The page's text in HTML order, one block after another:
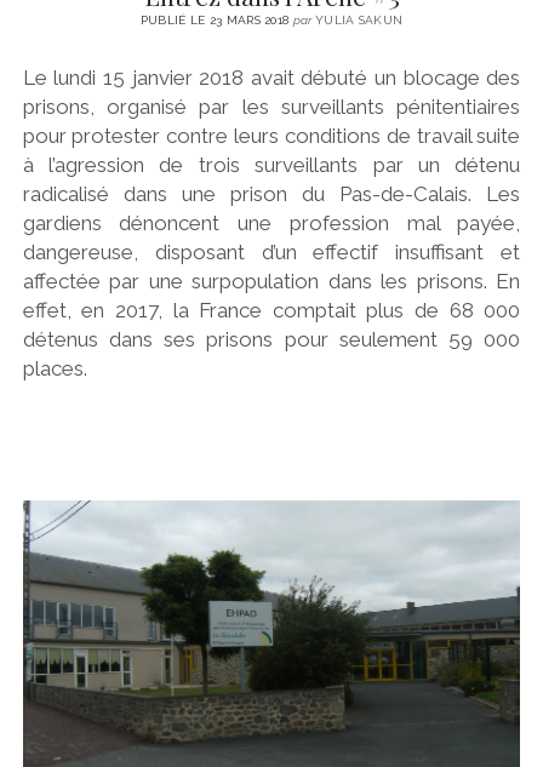
PUBLIÉ LE 23 MARS 2018 parYULIA SAKUN
Le lundi 15 janvier 2018 avait débuté un blocage des
prisons, organisé par les surveillants pénitentiaires
pour protester contre leurs conditions de travail suite
à l’agression de trois surveillants par un détenu
radicalisé dans une prison du Pas-de-Calais. Les
gardiens dénoncent une profession mal payée,
dangereuse, disposant d’un effectif insuffisant et
affectée par une surpopulation dans les prisons. En
effet, en 2017, la France comptait plus de 68 000
détenus dans ses prisons pour seulement 59 000
places.